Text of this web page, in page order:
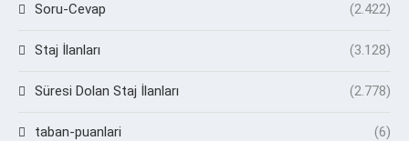
Soru-Cevap (2.422)
Staj İlanları (3.128)
Süresi Dolan Staj İlanları (2.778)
taban-puanlari (6)